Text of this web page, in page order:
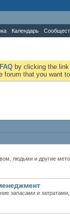
Календарь
FAQ by clicking the
that you want
людьми и другие
запасами и затратами,